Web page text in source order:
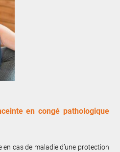
en congé pathologique
en cas de maladie d’une protection